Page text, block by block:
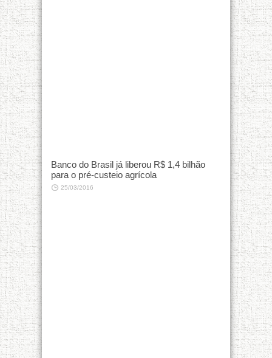
Banco do Brasil já liberou R$ 1,4 bilhão
para o pré-custeio agrícola
25/03/2016